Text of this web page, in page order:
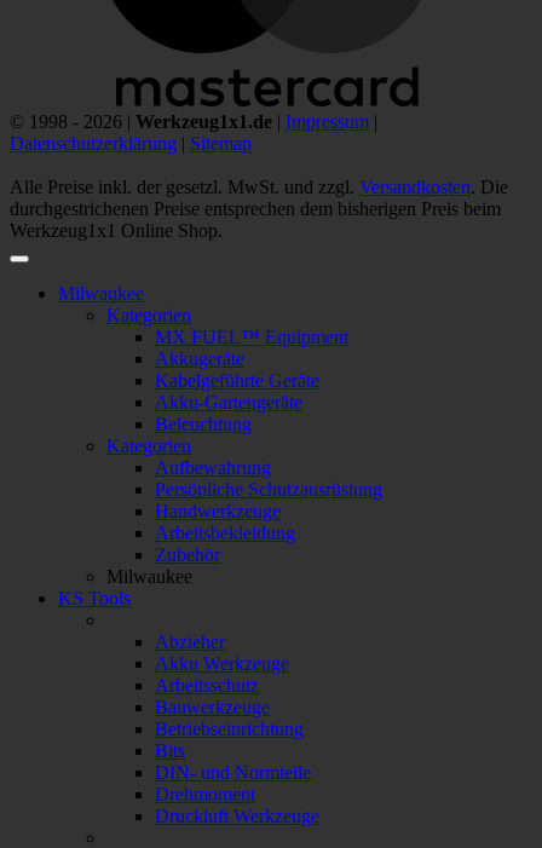
© 1998 - 2026 | Werkzeug1x1.de | Impressum |
Datenschutzerklärung | Sitemap
Alle Preise inkl. der gesetzl. MwSt. und zzgl. Versandkosten. Die
durchgestrichenen Preise entsprechen dem bisherigen Preis beim
Werkzeug1x1 Online Shop.
Milwaukee
Kategorien
MX FUEL™ Equipment
Akkugeräte
Kabelgeführte Geräte
Akku-Gartengeräte
Beleuchtung
Kategorien
Aufbewahrung
Persönliche Schutzausrüstung
Handwerkzeuge
Arbeitsbekleidung
Zubehör
Milwaukee
KS Tools
Abzieher
Akku Werkzeuge
Arbeitsschutz
Bauwerkzeuge
Betriebseinrichtung
Bits
DIN- und Normteile
Drehmoment
Druckluft Werkzeuge